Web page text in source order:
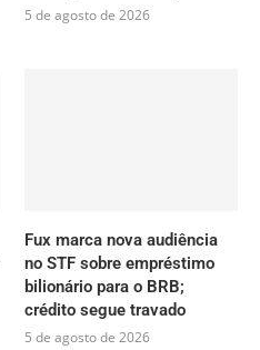
5 de agosto de 2026
Fux marca nova audiência
no STF sobre empréstimo
bilionário para o BRB;
crédito segue travado
5 de agosto de 2026